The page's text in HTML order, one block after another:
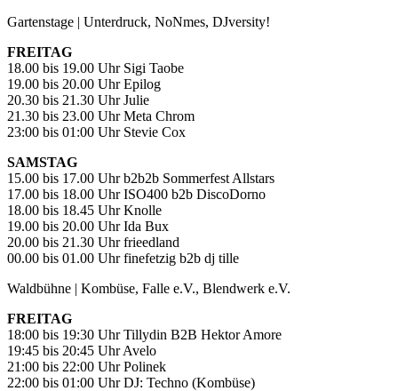
Gartenstage | Unterdruck, NoNmes, DJversity!
FREITAG
18.00 bis 19.00 Uhr Sigi Taobe
19.00 bis 20.00 Uhr Epilog
20.30 bis 21.30 Uhr Julie
21.30 bis 23.00 Uhr Meta Chrom
23:00 bis 01:00 Uhr Stevie Cox
SAMSTAG
15.00 bis 17.00 Uhr b2b2b Sommerfest Allstars
17.00 bis 18.00 Uhr ISO400 b2b DiscoDorno
18.00 bis 18.45 Uhr Knolle
19.00 bis 20.00 Uhr Ida Bux
20.00 bis 21.30 Uhr frieedland
00.00 bis 01.00 Uhr finefetzig b2b dj tille
Waldbühne | Kombüse, Falle e.V., Blendwerk e.V.
FREITAG
18:00 bis 19:30 Uhr Tillydin B2B Hektor Amore
19:45 bis 20:45 Uhr Avelo
21:00 bis 22:00 Uhr Polinek
22:00 bis 01:00 Uhr DJ: Techno (Kombüse)